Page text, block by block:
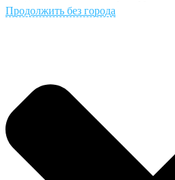
Продолжить без города